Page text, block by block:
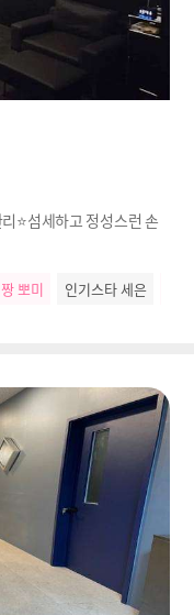
⭐섬세하고 정성스런 손
뽀미 인기스타 세은